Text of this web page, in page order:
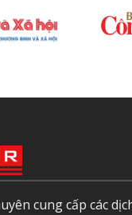
cung cấp các